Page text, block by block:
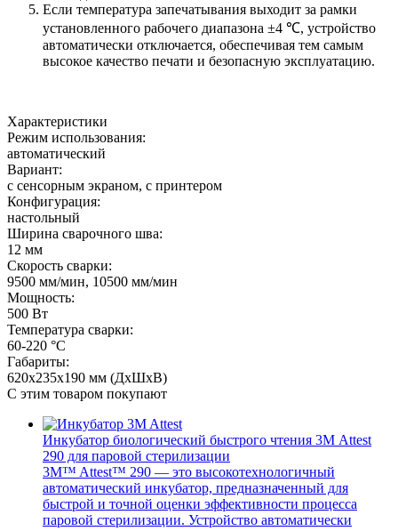
Если температура запечатывания выходит за рамки
установленного рабочего диапазона ±4 ℃, устройство
автоматически отключается, обеспечивая тем самым
высокое качество печати и безопасную эксплуатацию.
Характеристики
Режим использования:
автоматический
Вариант:
с сенсорным экраном, с принтером
Конфигурация:
настольный
Ширина сварочного шва:
12 мм
Скорость сварки:
9500 мм/мин, 10500 мм/мин
Мощность:
500 Вт
Температура сварки:
60-220 °C
Габариты:
620х235х190 мм (ДхШхВ)
С этим товаром покупают
Инкубатор биологический быстрого чтения 3М Attest
290 для паровой стерилизации
3M™ Attest™ 290 — это высокотехнологичный
автоматический инкубатор, предназначенный для
быстрой и точной оценки эффективности процесса
паровой стерилизации. Устройство автоматически